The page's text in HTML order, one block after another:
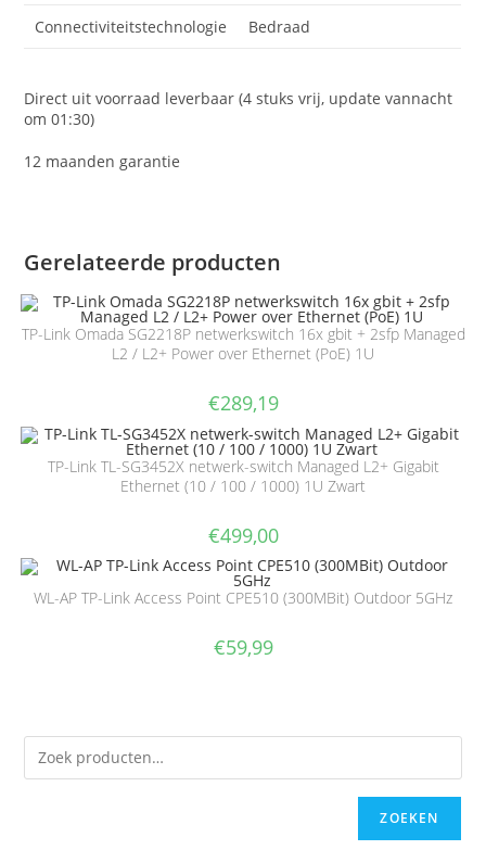
Connectiviteitstechnologie Bedraad
Direct uit voorraad leverbaar (4 stuks vrij, update vannacht
om 01:30)
12 maanden garantie
Gerelateerde producten
TP-Link Omada SG2218P netwerkswitch 16x gbit + 2sfp Managed
L2 / L2+ Power over Ethernet (PoE) 1U
€289,19
TP-Link TL-SG3452X netwerk-switch Managed L2+ Gigabit
Ethernet (10 / 100 / 1000) 1U Zwart
€499,00
WL-AP TP-Link Access Point CPE510 (300MBit) Outdoor 5GHz
€59,99
ZOEKEN